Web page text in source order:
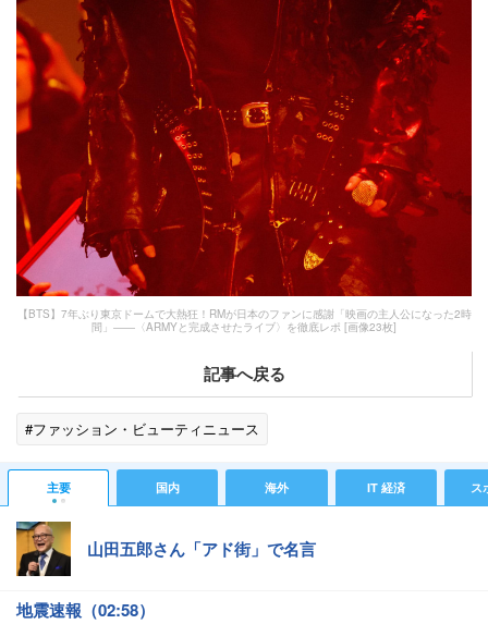
【BTS】7年ぶり東京ドームで大熱狂！RMが日本のファンに感謝「映画の主人公になった2時
間」――〈ARMYと完成させたライブ〉を徹底レポ [画像23枚]
記事へ戻る
#ファッション・ビューティニュース
主要 国内 海外 IT 経済 ス
山田五郎さん「アド街」で名言
地震速報（02:58）